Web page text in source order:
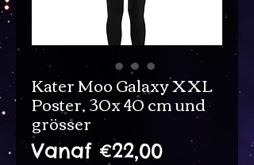
Kater Moo Galaxy XXL
Poster, 30x 40 cm und
grösser
Vanaf€22,00